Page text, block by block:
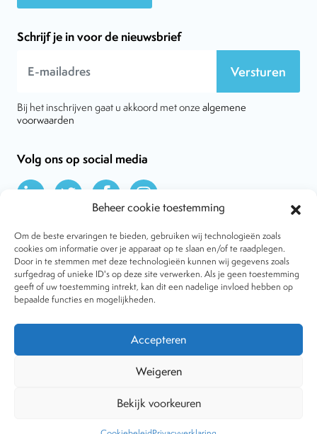
Beheer cookie toestemming
Om de beste ervaringen te bieden, gebruiken wij technologieën zoals
cookies om informatie over je apparaat op te slaan en/of te raadplegen.
Door in te stemmen met deze technologieën kunnen wij gegevens zoals
surfgedrag of unieke ID's op deze site verwerken. Als je geen toestemming
geeft of uw toestemming intrekt, kan dit een nadelige invloed hebben op
bepaalde functies en mogelijkheden.
Accepteren
Weigeren
Bekijk voorkeuren
Schrijf je in voor de nieuwsbrief
Versturen
Bij het inschrijven gaat u akkoord met onze algemene
voorwaarden
Volg ons op social media
Over VtdK
Contact
Nieuws
Behandelwijzen
Dossiers
Tijdschrift
Copyright © 2001-2026 Vereniging tegen de Kwakzalverij. Alle